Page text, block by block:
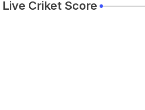
Live Criket Score